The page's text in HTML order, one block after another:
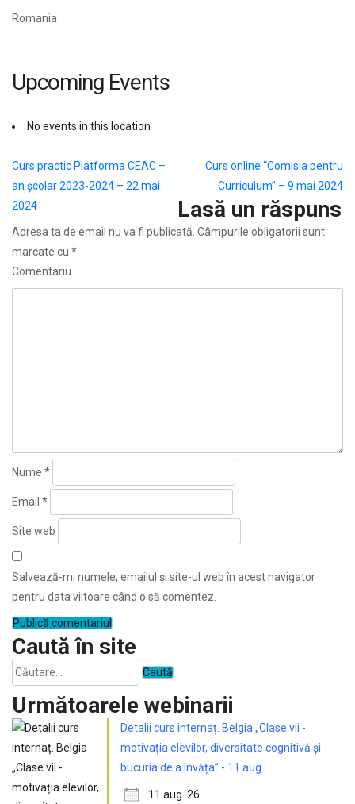
Romania
Upcoming Events
No events in this location
Navigare
în
articole
Curs practic Platforma CEAC –
an școlar 2023-2024 – 22 mai
2024
Curs online “Comisia pentru
Curriculum” – 9 mai 2024
Lasă un răspuns
Adresa ta de email nu va fi publicată. Câmpurile obligatorii sunt
marcate cu *
Comentariu
Nume *
Email *
Site web
Salvează-mi numele, emailul și site-ul web în acest navigator
pentru data viitoare când o să comentez.
Caută în site
Caută
după:
Următoarele webinarii
Detalii curs internaț. Belgia „Clase vii -
motivația elevilor, diversitate cognitivă și
bucuria de a învăța” - 11 aug.
11 aug. 26